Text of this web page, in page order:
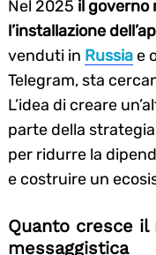
Nel 2025 il governo
l’installazione
venduti in Russiae
Telegram, sta
L’idea di creare
parte della
per ridurre la
e costruire un
Quanto cresce il
messaggistica